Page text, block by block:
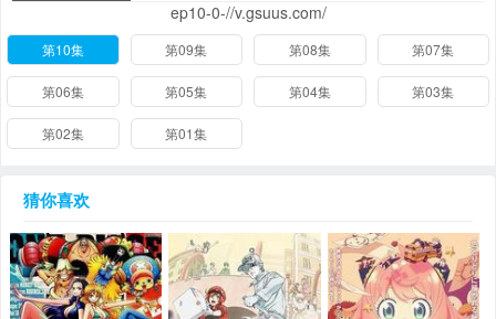
ep10-0-//v.gsuus.com/
第10集 第09集 第08集 第07集
第06集 第05集 第04集 第03集
第02集 第01集
猜你喜欢